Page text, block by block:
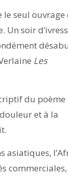
seul ouvrage
soir
Les
du
et à la
asiatiques,
commerciales,